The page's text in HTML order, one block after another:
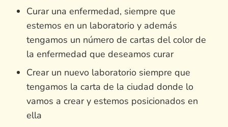
Curar una enfermedad, siempre que
estemos en un laboratorio y además
tengamos un número de cartas del color de
la enfermedad que deseamos curar
Crear un nuevo laboratorio siempre que
tengamos la carta de la ciudad donde lo
vamos a crear y estemos posicionados en
ella